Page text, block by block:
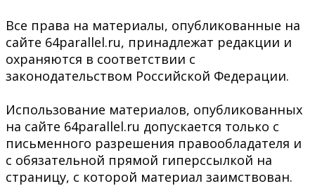
Все права на материалы, опубликованные на
сайте 64parallel.ru, принадлежат редакции и
охраняются в соответствии с
законодательством Российской Федерации.
Использование материалов, опубликованных
на сайте 64parallel.ru допускается только с
письменного разрешения правообладателя и
с обязательной прямой гиперссылкой на
страницу, с которой материал заимствован.